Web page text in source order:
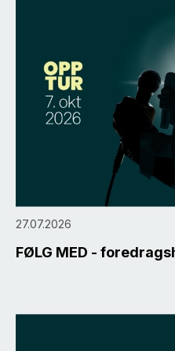
27.07.2026
FØLG MED -